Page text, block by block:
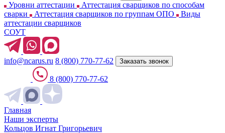
Уровни аттестации
Аттестация сварщиков по способам
сварки
Аттестация сварщиков по группам ОПО
Виды
аттестации сварщиков
СОУТ
info@ncarus.ru 8 (800) 770-77-62 Заказать звонок
8 (800) 770-77-62
Главная
Наши эксперты
Кольцов Игнат Григорьевич